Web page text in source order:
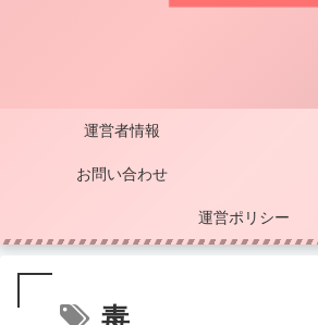
運営者情報
お問い合わせ
運営ポリシー
毒